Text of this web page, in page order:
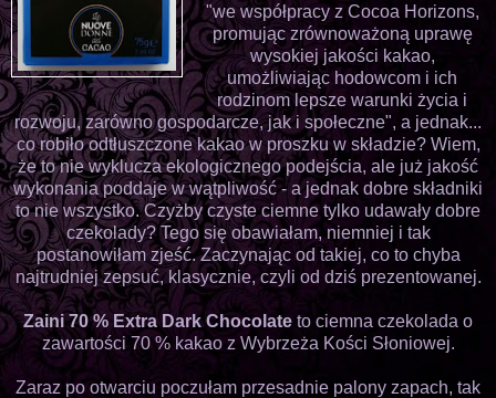
"we współpracy z Cocoa Horizons,
promując zrównoważoną uprawę
wysokiej jakości kakao,
umożliwiając hodowcom i ich
rodzinom lepsze warunki życia i
rozwoju, zarówno gospodarcze, jak i społeczne", a jednak...
co robiło odtłuszczone kakao w proszku w składzie? Wiem,
że to nie wyklucza ekologicznego podejścia, ale już jakość
wykonania poddaje w wątpliwość - a jednak dobre składniki
to nie wszystko. Czyżby czyste ciemne tylko udawały dobre
czekolady? Tego się obawiałam, niemniej i tak
postanowiłam zjeść. Zaczynając od takiej, co to chyba
najtrudniej zepsuć, klasycznie, czyli od dziś prezentowanej.
Zaini 70 % Extra Dark Chocolate to ciemna czekolada o
zawartości 70 % kakao z Wybrzeża Kości Słoniowej.
Zaraz po otwarciu poczułam przesadnie palony zapach, tak